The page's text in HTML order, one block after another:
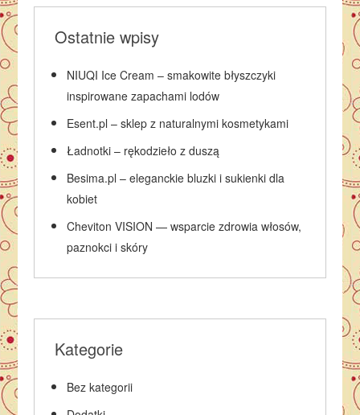
Ostatnie wpisy
NIUQI Ice Cream – smakowite błyszczyki
inspirowane zapachami lodów
Esent.pl – sklep z naturalnymi kosmetykami
Ładnotki – rękodzieło z duszą
Besima.pl – eleganckie bluzki i sukienki dla
kobiet
Cheviton VISION — wsparcie zdrowia włosów,
paznokci i skóry
Kategorie
Bez kategorii